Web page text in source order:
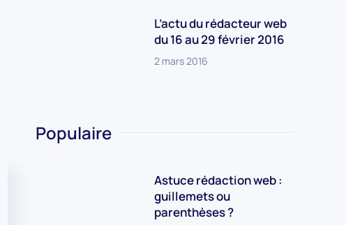
L’actu du rédacteur web
du 16 au 29 février 2016
2 mars 2016
Populaire
Astuce rédaction web :
guillemets ou
parenthèses ?